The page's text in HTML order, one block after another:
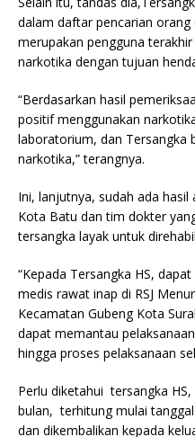
dalam daftar pencarian orang
merupakan pengguna
narkotika dengan tujuan
“Berdasarkan hasil
positif menggunakan
laboratorium, dan Tersangka
narkotika,” terangnya.
Ini, lanjutnya, sudah ada
Kota Batu dan tim dokter
tersangka layak untuk
“Kepada Tersangka HS,
medis rawat inap di RSJ
Kecamatan Gubeng Kota
dapat memantau
hingga proses pelaksanaan
Perlu diketahui tersangka
bulan, terhitung mulai
dan dikembalikan kepada